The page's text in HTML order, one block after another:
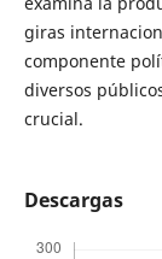
giras
componente
diversos
crucial.
Descargas